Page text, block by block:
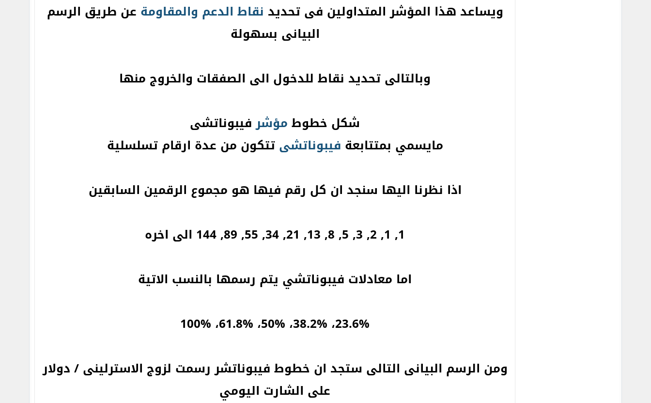
ويساعد هذا المؤشر المتداولين فى تحديد نقاط الدعم والمقاومة عن طريق الرسم
البيانى بسهولة
وبالتالى تحديد نقاط للدخول الى الصفقات والخروج منها
شكل خطوطمؤشرفيبوناتشى
مايسمي بمتتابعة فيبوناتشىتتكون من عدة ارقام تسلسلية
اذا نظرنا اليها سنجد ان كل رقم فيها هو مجموع الرقمين السابقين
1, 1, 2, 3, 5, 8, 13, 21, 34, 55, 89, 144 الى اخره
اما معادلات فيبوناتشي يتم رسمها بالنسب الاتية
23.6%، 38.2%، 50%، 61.8%، 100%
ومن الرسم البيانى التالى ستجد ان خطوط فيبوناتشر رسمت لزوج الاسترلينى / دولار
على الشارت اليومي